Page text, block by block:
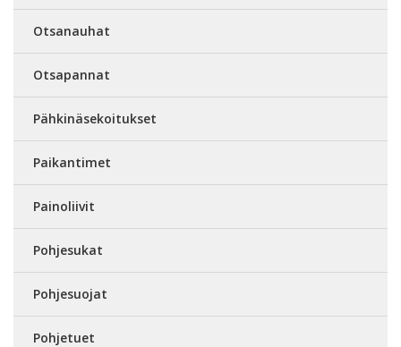
Otsanauhat
Otsapannat
Pähkinäsekoitukset
Paikantimet
Painoliivit
Pohjesukat
Pohjesuojat
Pohjetuet